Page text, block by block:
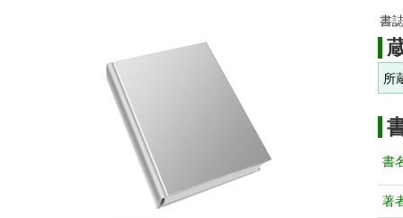
書
所
書
著